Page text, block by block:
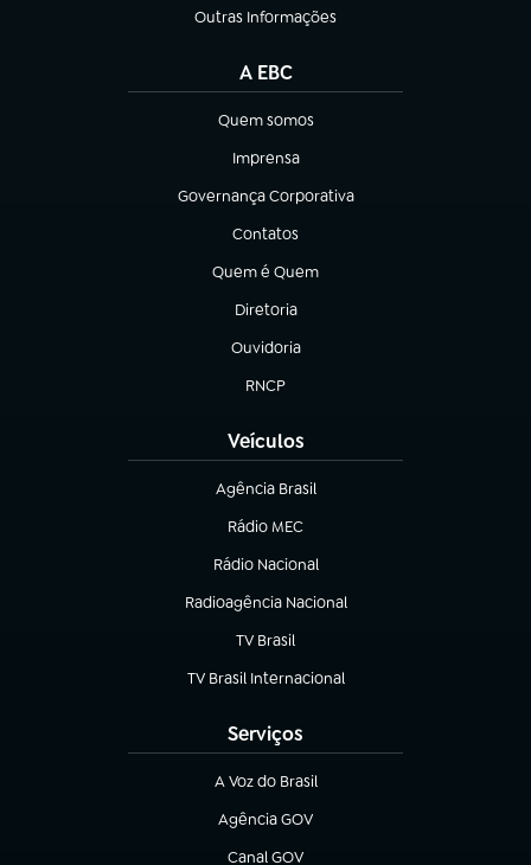
Outras Informações
(abre em nova aba)
A EBC
Quem somos
(abre em nova aba)
Imprensa
(abre em nova aba)
Governança Corporativa
(abre em nova aba)
Contatos
(abre em nova aba)
Quem é Quem
(abre em nova aba)
Diretoria
(abre em nova aba)
Ouvidoria
(abre em nova aba)
RNCP
(abre em nova aba)
Veículos
Agência Brasil
(abre em nova aba)
Rádio MEC
(abre em nova aba)
Rádio Nacional
Radioagência Nacional
(abre em nova aba)
TV Brasil
(abre em nova aba)
TV Brasil Internacional
(abre em nova aba)
Serviços
A Voz do Brasil
(abre em nova aba)
Agência GOV
(abre em nova aba)
Canal GOV